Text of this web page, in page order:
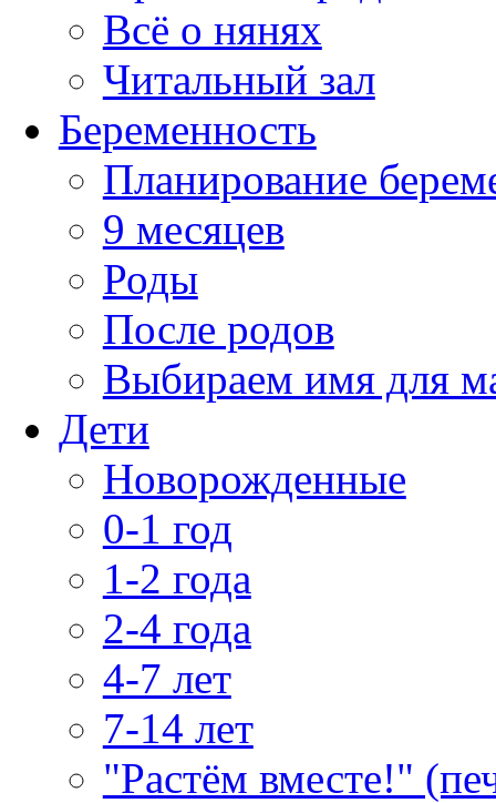
Всё о нянях
Читальный зал
Беременность
Планирование
9 месяцев
Роды
После родов
Выбираем имя для
Дети
Новорожденные
0-1 год
1-2 года
2-4 года
4-7 лет
7-14 лет
"Растём вместе!"